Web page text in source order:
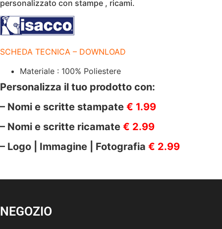
70X64
CM
|
220
quantità
personalizzato con stampe , ricami.
SCHEDA TECNICA – DOWNLOAD
Materiale : 100% Poliestere
Personalizza il tuo prodotto con:
– Nomi e scritte stampate € 1.99
– Nomi e scritte ricamate € 2.99
– Logo | Immagine | Fotografia € 2.99
NEGOZIO